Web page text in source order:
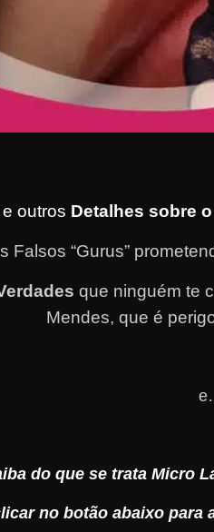
outros Detalhes sobre
Falsos “Gurus”
que ninguém te
Mendes, que é
do que se trata Micro
no botão abaixo para